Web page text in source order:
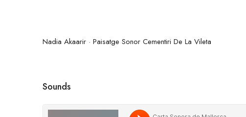
Nadia Akaarir · Paisatge Sonor Cementiri De La Vileta
Sounds